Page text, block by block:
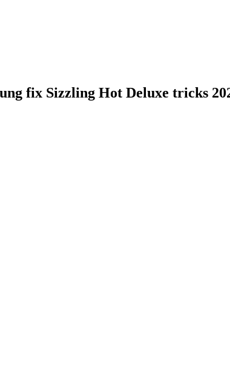
fix Sizzling Hot Deluxe tricks